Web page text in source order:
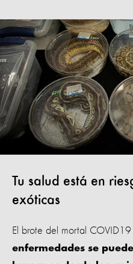
Tu salud está en
exóticas
El brote del mortal
enfermedades se